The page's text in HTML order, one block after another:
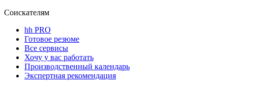
Соискателям
hh PRO
Готовое резюме
Все сервисы
Хочу у вас работать
Производственный календарь
Экспертная рекомендация